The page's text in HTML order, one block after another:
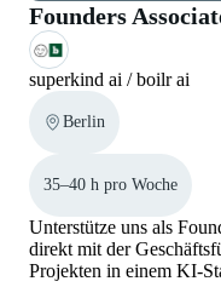
Founders
superkind ai / boilr ai
Berlin
35–40 h pro Woche
Unterstütze uns als
direkt mit der
Projekten in einem KI-